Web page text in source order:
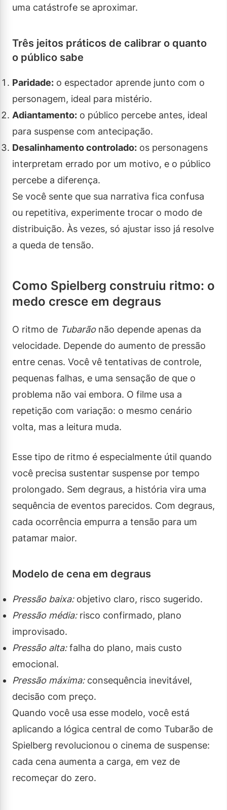
uma catástrofe se aproximar.
Três jeitos práticos de calibrar o quanto
o público sabe
Paridade: o espectador aprende junto com o
personagem, ideal para mistério.
Adiantamento: o público percebe antes, ideal
para suspense com antecipação.
Desalinhamento controlado: os personagens
interpretam errado por um motivo, e o público
percebe a diferença.
Se você sente que sua narrativa fica confusa
ou repetitiva, experimente trocar o modo de
distribuição. Às vezes, só ajustar isso já resolve
a queda de tensão.
Como Spielberg construiu ritmo: o
medo cresce em degraus
O ritmo de Tubarãonão depende apenas da
velocidade. Depende do aumento de pressão
entre cenas. Você vê tentativas de controle,
pequenas falhas, e uma sensação de que o
problema não vai embora. O filme usa a
repetição com variação: o mesmo cenário
volta, mas a leitura muda.
Esse tipo de ritmo é especialmente útil quando
você precisa sustentar suspense por tempo
prolongado. Sem degraus, a história vira uma
sequência de eventos parecidos. Com degraus,
cada ocorrência empurra a tensão para um
patamar maior.
Modelo de cena em degraus
Pressão baixa:objetivo claro, risco sugerido.
Pressão média:risco confirmado, plano
improvisado.
Pressão alta:falha do plano, mais custo
emocional.
Pressão máxima:consequência inevitável,
decisão com preço.
Quando você usa esse modelo, você está
aplicando a lógica central de como Tubarão de
Spielberg revolucionou o cinema de suspense:
cada cena aumenta a carga, em vez de
recomeçar do zero.